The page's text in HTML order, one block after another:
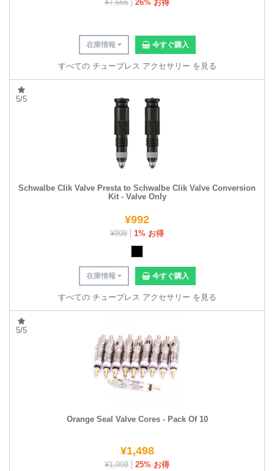
¥7,666 26% お得
在庫情報 今すぐ購入
すべての チューブレス アクセサリー を見る
5/5
Schwalbe Clik Valve Presta to Schwalbe Clik Valve Conversion
Kit - Valve Only
¥992
¥998 1% お得
在庫情報 今すぐ購入
すべての チューブレス アクセサリー を見る
5/5
Orange Seal Valve Cores - Pack Of 10
¥1,498
¥1,998 25% お得